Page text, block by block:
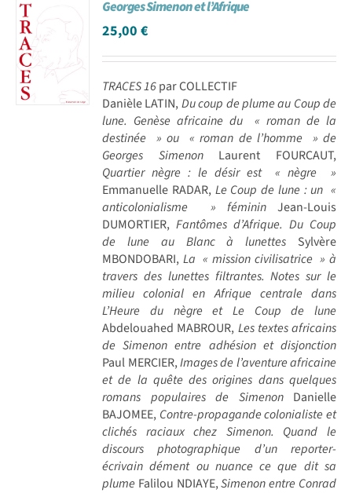
Georges Simenon et l’Afrique
25,00€
TRACES 16par COLLECTIF
Danièle LATIN,Du coup de plume au Coup de
lune. Genèse africaine du « roman de la
destinée » ou « roman de l’homme » de
Georges SimenonLaurent FOURCAUT,
Quartier nègre : le désir est « nègre »
Emmanuelle RADAR, Le Coup de lune : un «
anticolonialisme » fémininJean-Louis
DUMORTIER, Fantômes d’Afrique. Du Coup
de lune au Blanc à lunettes Sylvère
MBONDOBARI, La « mission civilisatrice » à
travers des lunettes filtrantes. Notes sur le
milieu colonial en Afrique centrale dans
L’Heure du nègre et Le Coup de lune
Abdelouahed MABROUR, Les textes africains
de Simenon entre adhésion et disjonction
Paul MERCIER,Images de l’aventure africaine
et de la quête des origines dans quelques
romans populaires de SimenonDanielle
BAJOMEE, Contre-propagande colonialiste et
clichés raciaux chez Simenon. Quand le
discours photographique d’un reporter-
écrivain dément ou nuance ce que dit sa
plume Falilou NDIAYE,Simenon entre Conrad